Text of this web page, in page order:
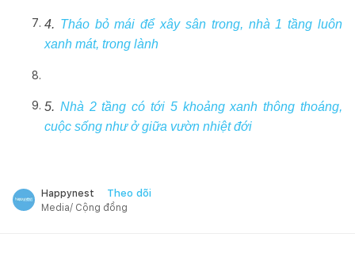
4. Tháo bỏ mái để xây sân trong, nhà 1 tầng luôn
xanh mát, trong lành
5. Nhà 2 tầng có tới 5 khoảng xanh thông thoáng,
cuộc sống như ở giữa vườn nhiệt đới
Happynest Theo dõi
Media/ Cộng đồng